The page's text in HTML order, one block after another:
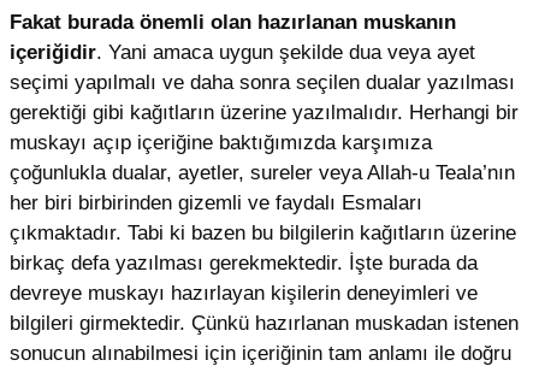
Fakat burada önemli olan hazırlanan muskanın
içeriğidir. Yani amaca uygun şekilde dua veya ayet
seçimi yapılmalı ve daha sonra seçilen dualar yazılması
gerektiği gibi kağıtların üzerine yazılmalıdır. Herhangi bir
muskayı açıp içeriğine baktığımızda karşımıza
çoğunlukla dualar, ayetler, sureler veya Allah-u Teala’nın
her biri birbirinden gizemli ve faydalı Esmaları
çıkmaktadır. Tabi ki bazen bu bilgilerin kağıtların üzerine
birkaç defa yazılması gerekmektedir. İşte burada da
devreye muskayı hazırlayan kişilerin deneyimleri ve
bilgileri girmektedir. Çünkü hazırlanan muskadan istenen
sonucun alınabilmesi için içeriğinin tam anlamı ile doğru